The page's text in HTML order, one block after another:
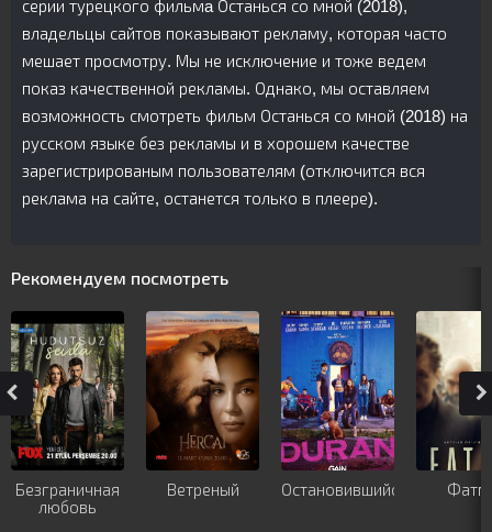
серии турецкого фильмa Останься со мной (2018),
владельцы сайтов показывают рекламу, которая часто
мешает просмотру. Мы не исключение и тоже ведем
показ качественной рекламы. Однако, мы оставляем
возможность смотреть фильм Останься со мной (2018) на
русском языке без рекламы и в хорошем качестве
зарегистрированым пользователям (отключится вся
реклама на сайте, останется только в плеере).
Рекомендуем посмотреть
Безграничная
любовь
Ветреный Остановившийся